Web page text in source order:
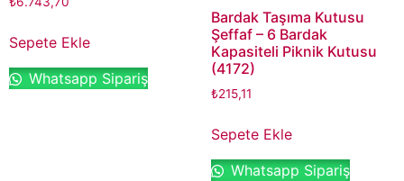
Sepete Ekle
Whatsapp Sipariş
Bardak Taşıma Kutusu
Şeffaf – 6 Bardak
Kapasiteli Piknik Kutusu
(4172)
₺215,11
Sepete Ekle
Whatsapp Sipariş